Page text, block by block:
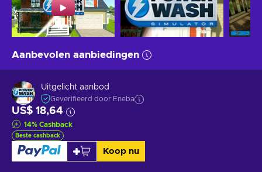
Aanbevolen aanbiedingen
Uitgelicht aanbod
Geverifieerd door Eneba
US$ 18,64
14% Cashback
Beste cashback
Koop nu